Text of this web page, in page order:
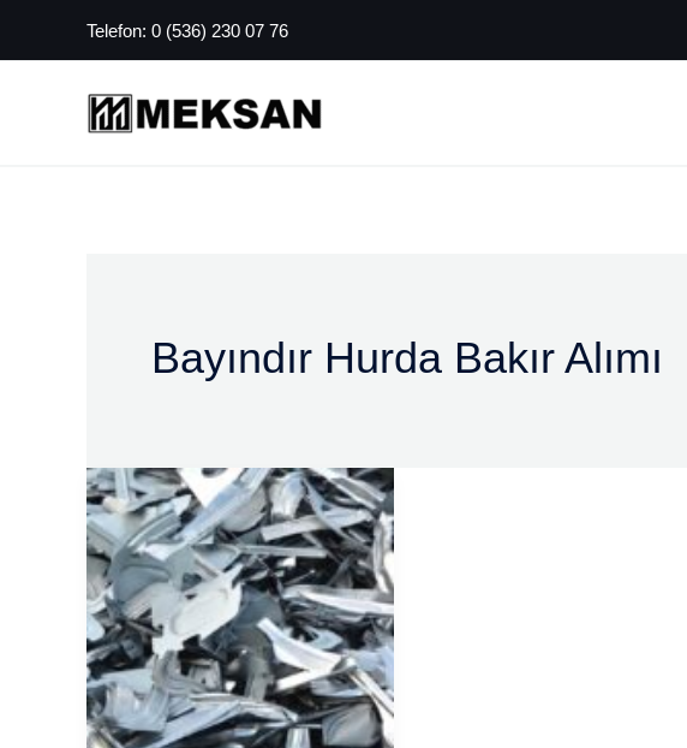
atla
Telefon: 0 (536) 230 07 76
Bayındır Hurda Bakır Alımı